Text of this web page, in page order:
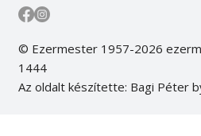
© Ezermester 1957-2026
1444
Az oldalt készítette: Bagi Péter